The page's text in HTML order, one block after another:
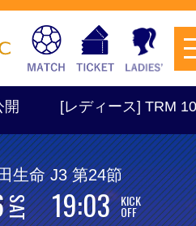
10:30 vs レノファ山口
生命 J3 第24節
SAT 19:03 KICK
OFF